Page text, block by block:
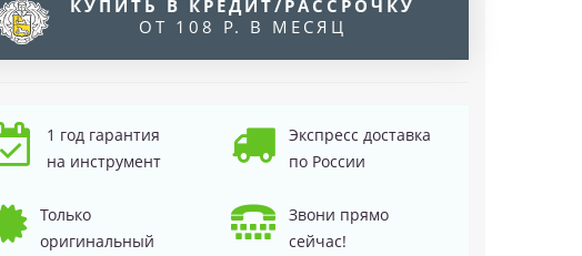
КУПИТЬ В КРЕДИТ/РАССРОЧКУ
ОТ 108 Р. В МЕСЯЦ
1 год гарантия
на инструмент
Экспресс доставка
по России
Только
оригинальный
Звони прямо
сейчас!